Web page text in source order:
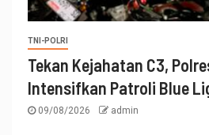
TNI-POLRI
Tekan Kejahatan C3,
Intensifkan Patroli Blue
09/08/2026 admin